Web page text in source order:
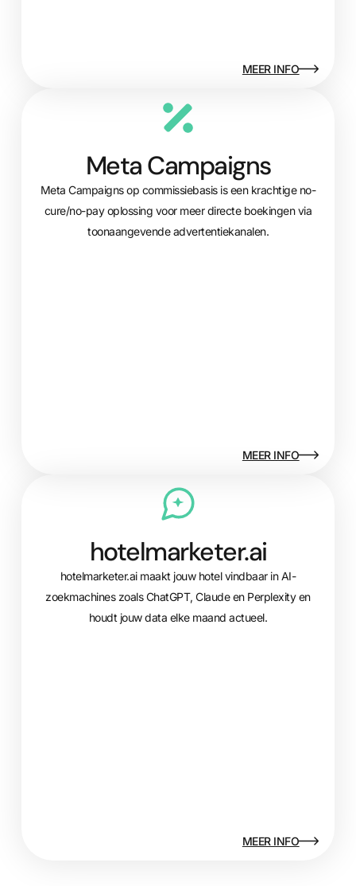
MEER INFO
Meta Campaigns
Meta Campaigns op commissiebasis is een krachtige no-
cure/no-pay oplossing voor meer directe boekingen via
toonaangevende advertentiekanalen.
MEER INFO
hotelmarketer.ai
hotelmarketer.ai maakt jouw hotel vindbaar in AI-
zoekmachines zoals ChatGPT, Claude en Perplexity en
houdt jouw data elke maand actueel.
MEER INFO